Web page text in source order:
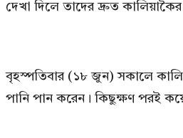
দেখা দিলে তাদের দ্রুত
বৃহস্পতিবার (১৮ জুন) সকালে
পানি পান করেন। কিছুক্ষণ পরই